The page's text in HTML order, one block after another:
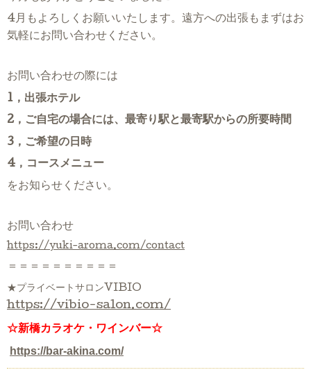
4月もよろしくお願いいたします。遠方への出張もまずはお
気軽にお問い合わせください。
お問い合わせの際には
1，出張ホテル
2，ご自宅の場合には、最寄り駅と最寄駅からの所要時間
3，ご希望の日時
4，コースメニュー
をお知らせください。
お問い合わせ
https://yuki-aroma.com/contact
＝＝＝＝＝＝＝＝＝＝
★プライベートサロンVIBIO
https://vibio-salon.com/
☆新橋カラオケ・ワインバー☆
https://bar-akina.com/